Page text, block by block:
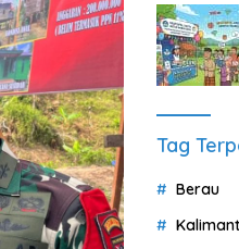
Tag
Berau